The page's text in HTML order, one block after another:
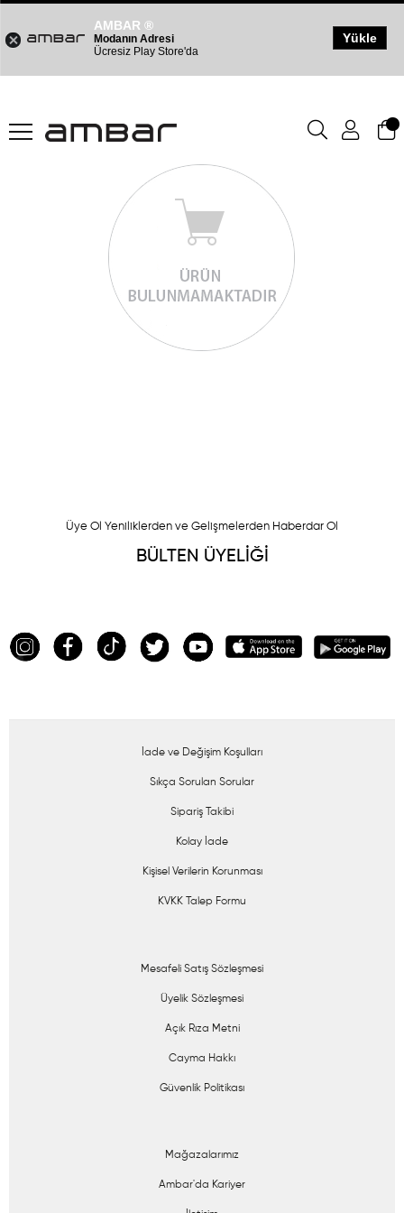
Üye Ol Yeniliklerden ve Gelişmelerden Haberdar Ol
BÜLTEN ÜYELİĞİ
İade ve Değişim Koşulları
Sıkça Sorulan Sorular
Sipariş Takibi
Kolay İade
Kişisel Verilerin Korunması
KVKK Talep Formu
Mesafeli Satış Sözleşmesi
Üyelik Sözleşmesi
Açık Rıza Metni
Cayma Hakkı
Güvenlik Politikası
Mağazalarımız
Ambar'da Kariyer
AMBAR ®
Modanın Adresi
Ücresiz Play Store'da
Yükle